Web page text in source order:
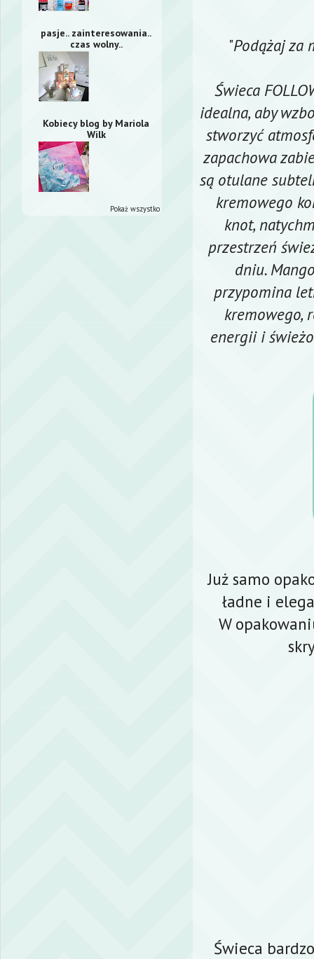
"Podążaj za
Świeca
idealna, aby
stworzyć
zapachowa
są otulane
kremowego
knot,
przestrzeń
dniu.
przypomina
kremowego,
energii i
Już samo
ładne i
W
Świeca
pasje.. zainteresowania..
czas wolny..
Kobiecy blog by Mariola
Wilk
Pokaż wszystko